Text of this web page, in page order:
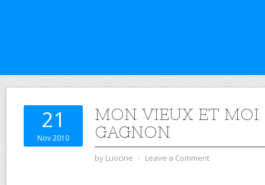
21
Nov 2010
MON VIEUX ET MOI
GAGNON
by Luocine ⋅ Leave a Comment